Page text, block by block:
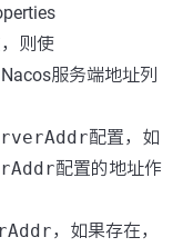
则使
服务端地址列
配置，如
配置的地址作
，如果存在，